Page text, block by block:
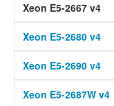
Xeon E5-2667 v4
Xeon E5-2680 v4
Xeon E5-2690 v4
Xeon E5-2687W v4